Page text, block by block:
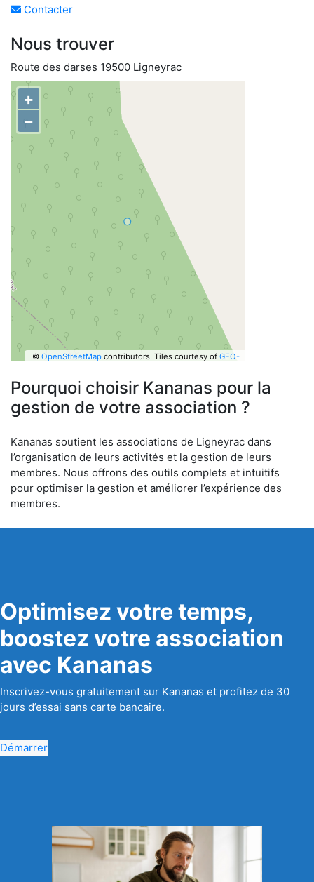
Contacter
Nous trouver
Route des darses 19500 Ligneyrac
+
−
© OpenStreetMapcontributors. Tiles courtesy of GEO-
Pourquoi choisir Kananas pour la
gestion de votre association ?
Kananas soutient les associations de Ligneyrac dans
l’organisation de leurs activités et la gestion de leurs
membres. Nous offrons des outils complets et intuitifs
pour optimiser la gestion et améliorer l’expérience des
membres.
Optimisez votre temps,
boostez votre association
avec Kananas
Inscrivez-vous gratuitement sur Kananas et profitez de 30
jours d’essai sans carte bancaire.
Démarrer